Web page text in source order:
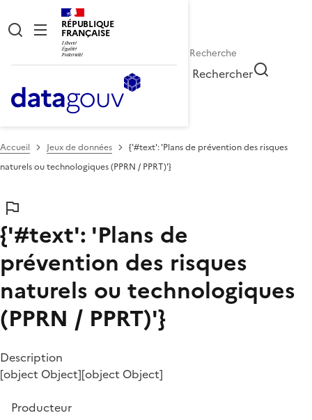
RÉPUBLIQUE
FRANÇAISE
Rechercher
Accueil Jeux de données
{'#text': 'Plans de prévention des risques
naturels ou technologiques (PPRN / PPRT)'}
{'#text': 'Plans de
prévention des risques
naturels ou technologiques
(PPRN / PPRT)'}
Description
[object Object][object Object]
Producteur